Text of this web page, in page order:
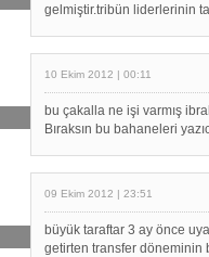
gelmiştir.tribün liderlerinin
10 Ekim 2012 | 00:11
bu çakalla ne işi varmış
Bıraksın bu bahaneleri
09 Ekim 2012 | 23:51
büyük taraftar 3 ay önce
getirten transfer döneminin